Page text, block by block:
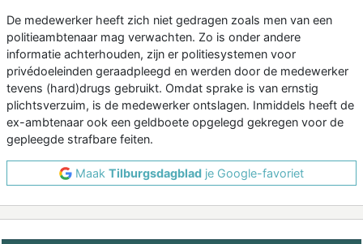
De medewerker heeft zich niet gedragen zoals men van een
politieambtenaar mag verwachten. Zo is onder andere
informatie achterhouden, zijn er politiesystemen voor
privédoeleinden geraadpleegd en werden door de medewerker
tevens (hard)drugs gebruikt. Omdat sprake is van ernstig
plichtsverzuim, is de medewerker ontslagen. Inmiddels heeft de
ex-ambtenaar ook een geldboete opgelegd gekregen voor de
gepleegde strafbare feiten.
Maak Tilburgsdagblad je Google-favoriet